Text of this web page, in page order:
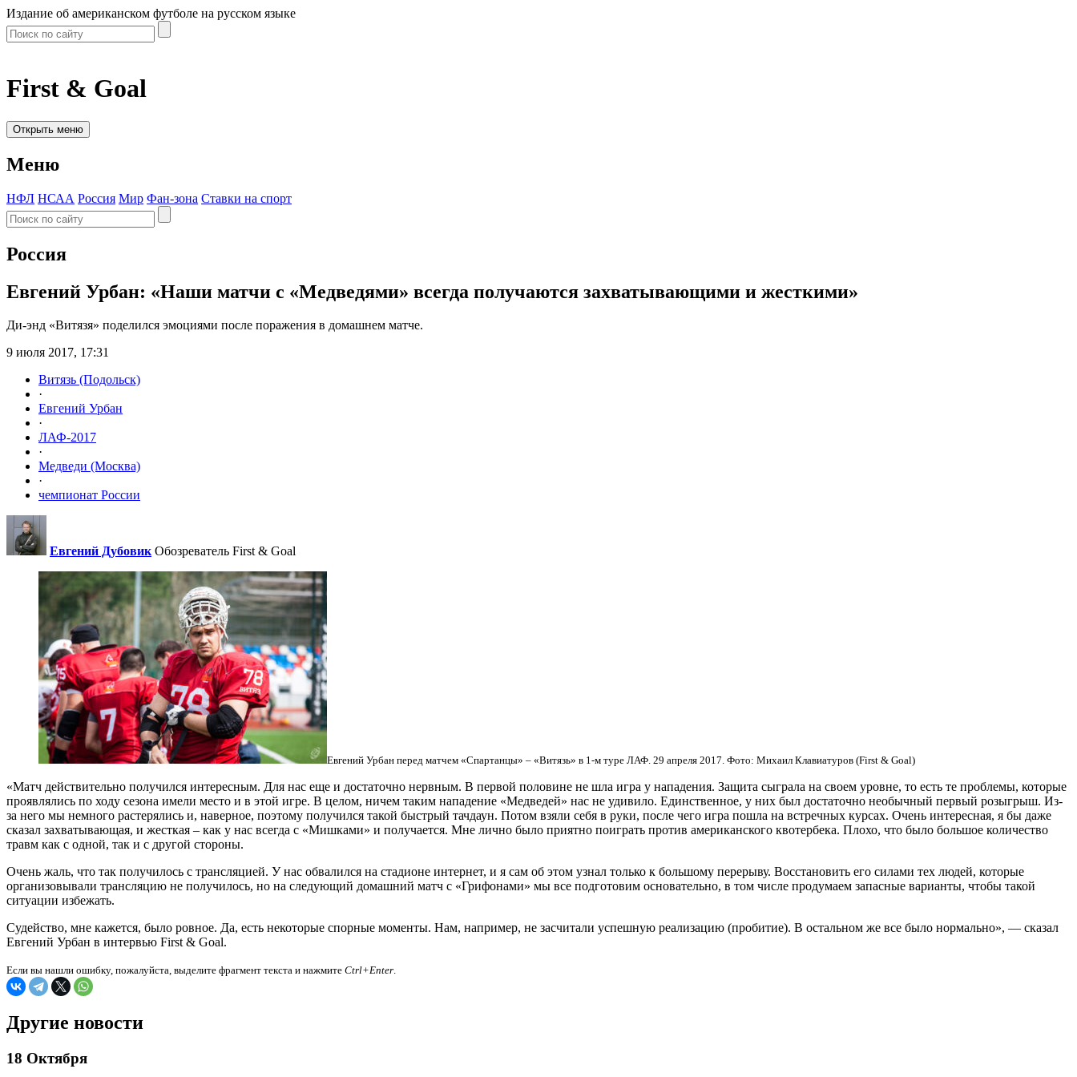
Издание об американском футболе на русском языке
First & Goal
Открыть меню
Меню
НФЛ НСАА Россия Мир Фан-зона Ставки на спорт
Россия
Евгений Урбан: «Наши матчи с «Медведями» всегда получаются захватывающими и жесткими»
Ди-энд «Витязя» поделился эмоциями после поражения в домашнем матче.
9 июля 2017, 17:31
Витязь (Подольск)
·
Евгений Урбан
·
ЛАФ-2017
·
Медведи (Москва)
·
чемпионат России
Евгений Дубовик Обозреватель First & Goal
Евгений Урбан перед матчем «Спартанцы» – «Витязь» в 1-м туре ЛАФ. 29 апреля 2017. Фото: Михаил Клавиатуров (First & Goal)
«Матч действительно получился интересным. Для нас еще и достаточно нервным. В первой половине не шла игра у нападения. Защита сыграла на своем уровне, то есть те проблемы, которые
проявлялись по ходу сезона имели место и в этой игре. В целом, ничем таким нападение «Медведей» нас не удивило. Единственное, у них был достаточно необычный первый розыгрыш. Из-
за него мы немного растерялись и, наверное, поэтому получился такой быстрый тачдаун. Потом взяли себя в руки, после чего игра пошла на встречных курсах. Очень интересная, я бы даже
сказал захватывающая, и жесткая – как у нас всегда с «Мишками» и получается. Мне лично было приятно поиграть против американского квотербека. Плохо, что было большое количество
травм как с одной, так и с другой стороны.
Очень жаль, что так получилось с трансляцией. У нас обвалился на стадионе интернет, и я сам об этом узнал только к большому перерыву. Восстановить его силами тех людей, которые
организовывали трансляцию не получилось, но на следующий домашний матч с «Грифонами» мы все подготовим основательно, в том числе продумаем запасные варианты, чтобы такой
ситуации избежать.
Судейство, мне кажется, было ровное. Да, есть некоторые спорные моменты. Нам, например, не засчитали успешную реализацию (пробитие). В остальном же все было нормально», — сказал
Евгений Урбан в интервью First & Goal.
Если вы нашли ошибку, пожалуйста, выделите фрагмент текста и нажмите Ctrl+Enter.
Другие новости
18 Октября